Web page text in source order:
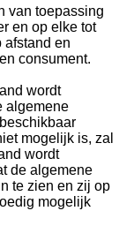
van toepassing
en op elke tot
afstand en
consument.
wordt
algemene
mogelijk is, zal
wordt
de algemene
te zien en zij op
mogelijk